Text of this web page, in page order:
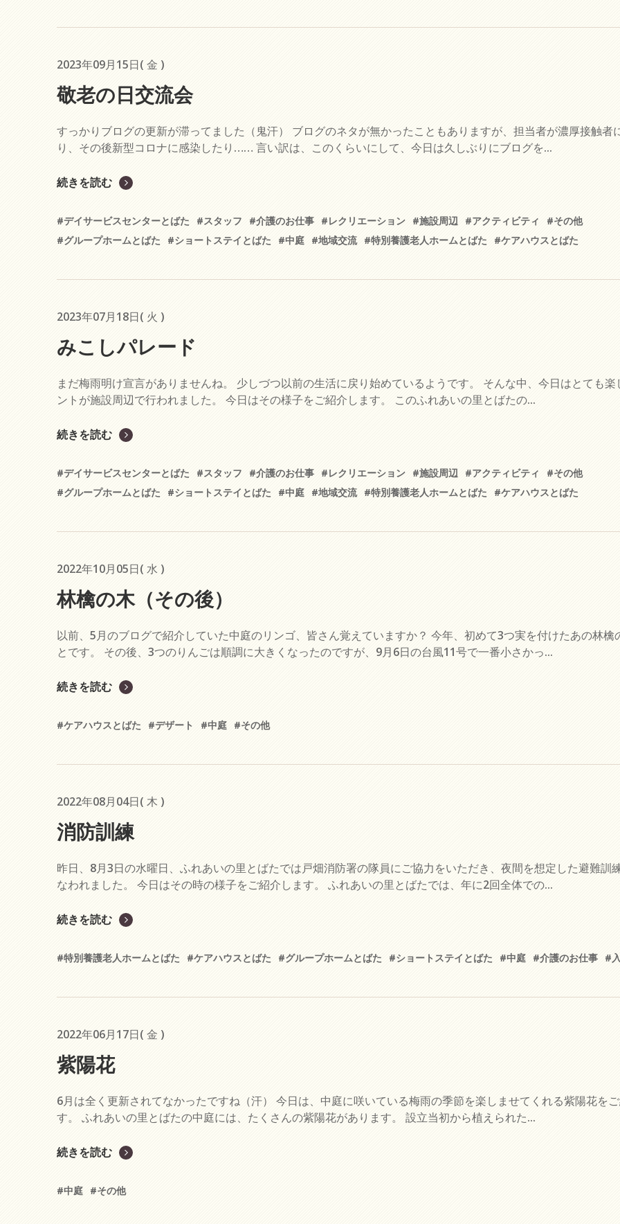
2023年09月15日( 金 )
敬老の日交流会
すっかりブログの更新が滞ってました（鬼汗） ブログのネタが無かったこともありますが、担当者が濃厚接触者
り、その後新型コロナに感染したり…… 言い訳は、このくらいにして、今日は久しぶりにブログを...
続きを読む
#デイサービスセンターとばた #スタッフ #介護のお仕事 #レクリエーション #施設周辺 #アクティビティ
#その他
#グループホームとばた
#ショートステイとばた #中庭 #地域交流 #特別養護老人ホームとばた #ケアハウスとばた
2023年07月18日( 火 )
みこしパレード
まだ梅雨明け宣言がありませんね。 少しづつ以前の生活に戻り始めているようです。 そんな中、今日はとても楽
ントが施設周辺で行われました。 今日はその様子をご紹介します。 このふれあいの里とばたの...
続きを読む
#デイサービスセンターとばた #スタッフ #介護のお仕事 #レクリエーション #施設周辺 #アクティビティ
#その他
#グループホームとばた
#ショートステイとばた #中庭 #地域交流 #特別養護老人ホームとばた #ケアハウスとばた
2022年10月05日( 水 )
林檎の木（その後）
以前、5月のブログで紹介していた中庭のリンゴ、皆さん覚えていますか？ 今年、初めて3つ実を付けたあの林檎
とです。 その後、3つのりんごは順調に大きくなったのですが、9月6日の台風11号で一番小さかっ...
続きを読む
#ケアハウスとばた #デザート #中庭 #その他
2022年08月04日( 木 )
消防訓練
昨日、8月3日の水曜日、ふれあいの里とばたでは戸畑消防署の隊員にご協力をいただき、夜間を想定した避難訓
なわれました。 今日はその時の様子をご紹介します。 ふれあいの里とばたでは、年に2回全体での...
続きを読む
#特別養護老人ホームとばた #ケアハウスとばた #グループホームとばた #ショートステイとばた #中庭 #介護のお仕事 #
2022年06月17日( 金 )
紫陽花
6月は全く更新されてなかったですね（汗） 今日は、中庭に咲いている梅雨の季節を楽しませてくれる紫陽花を
す。 ふれあいの里とばたの中庭には、たくさんの紫陽花があります。 設立当初から植えられた...
続きを読む
#中庭 #その他